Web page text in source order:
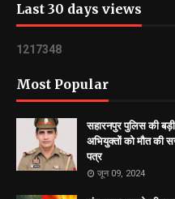
Last 30 days views
1 21 7348
Most Popular
सहारनपुर पुलिस की
अभियुक्तों को मौत की
पत्र
जून 09, 2024